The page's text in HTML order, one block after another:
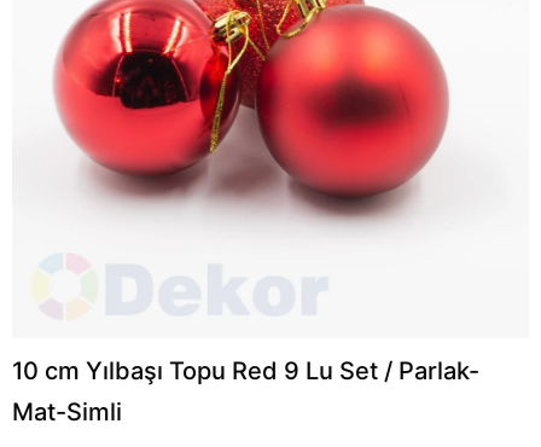
10 cm Yılbaşı Topu Red 9 Lu Set / Parlak-
Mat-Simli